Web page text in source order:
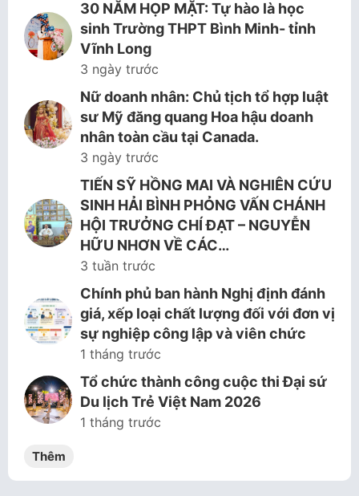
30 NĂM HỌP MẶT: Tự hào là học
sinh Trường THPT Bình Minh- tỉnh
Vĩnh Long
3 ngày trước
Nữ doanh nhân: Chủ tịch tổ hợp luật
sư Mỹ đăng quang Hoa hậu doanh
nhân toàn cầu tại Canada.
3 ngày trước
TIẾN SỸ HỒNG MAI VÀ NGHIÊN CỨU
SINH HẢI BÌNH PHỎNG VẤN CHÁNH
HỘI TRƯỞNG CHÍ ĐẠT – NGUYỄN
HỮU NHƠN VỀ CÁC…
3 tuần trước
Chính phủ ban hành Nghị định đánh
giá, xếp loại chất lượng đối với đơn vị
sự nghiệp công lập và viên chức
1 tháng trước
Tổ chức thành công cuộc thi Đại sứ
Du lịch Trẻ Việt Nam 2026
1 tháng trước
Thêm